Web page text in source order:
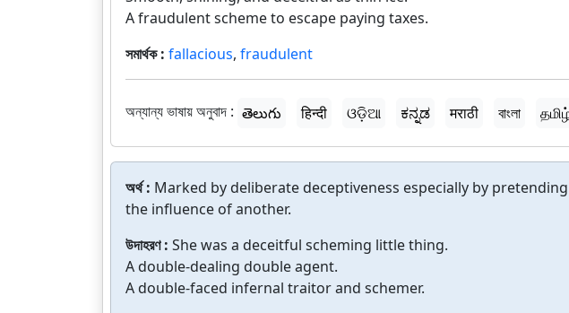
A fraudulent scheme to escape paying taxes.
সমার্থক : fallacious, fraudulent
অন্যান্য ভাষায় অনুবাদ : తెలుగు हिन्दी ଓଡ଼ିଆ ಕನ್ನಡ मराठी বাংলা
অর্থ : Marked by deliberate deceptiveness especially by
the influence of another.
উদাহরণ : She was a deceitful scheming little thing.
A double-dealing double agent.
A double-faced infernal traitor and schemer.